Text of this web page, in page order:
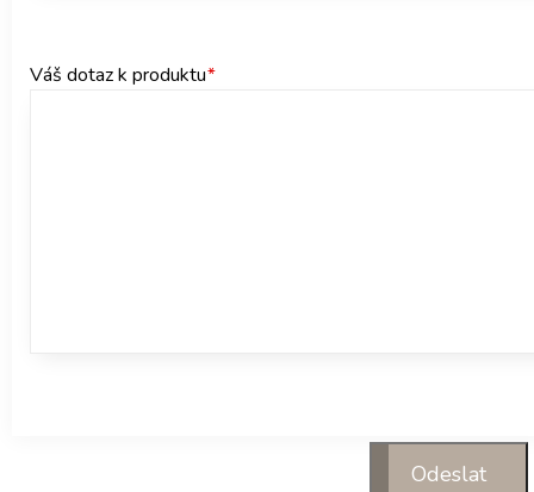
Váš dotaz k produktu*